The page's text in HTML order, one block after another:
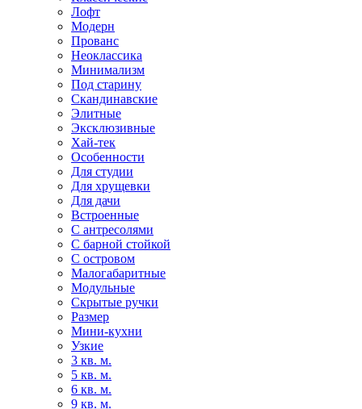
Лофт
Модерн
Прованс
Неоклассика
Минимализм
Под старину
Скандинавские
Элитные
Эксклюзивные
Хай-тек
Особенности
Для студии
Для хрущевки
Для дачи
Встроенные
С антресолями
С барной стойкой
С островом
Малогабаритные
Модульные
Скрытые ручки
Размер
Мини-кухни
Узкие
3 кв. м.
5 кв. м.
6 кв. м.
9 кв. м.